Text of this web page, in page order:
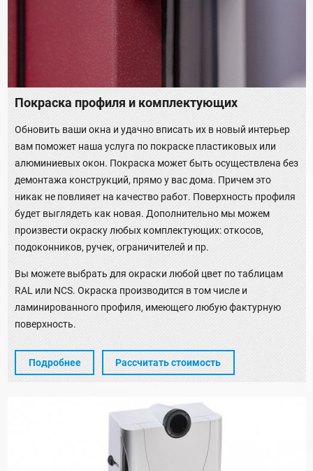
Покраска профиля и комплектующих
Обновить ваши окна и удачно вписать их в новый интерьер
вам поможет наша услуга по покраске пластиковых или
алюминиевых окон. Покраска может быть осуществлена без
демонтажа конструкций, прямо у вас дома. Причем это
никак не повлияет на качество работ. Поверхность профиля
будет выглядеть как новая. Дополнительно мы можем
произвести окраску любых комплектующих: откосов,
подоконников, ручек, ограничителей и пр.
Вы можете выбрать для окраски любой цвет по таблицам
RAL или NCS. Окраска производится в том числе и
ламинированного профиля, имеющего любую фактурную
поверхность.
Подробнее Рассчитать стоимость